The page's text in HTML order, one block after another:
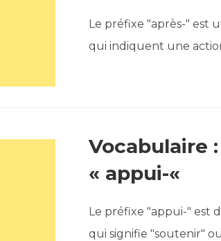
Le préfixe "après-" est
qui indiquent une
Vocabulaire
« appui-«
Le préfixe "appui-" est
qui signifie "soutenir"